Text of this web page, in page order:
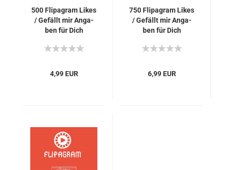
500 Fli­pa­gram Likes
/ Ge­fällt mir An­ga­
ben für Dich
4,99 EUR
750 Fli­pa­gram Likes
/ Ge­fällt mir An­ga­
ben für Dich
6,99 EUR